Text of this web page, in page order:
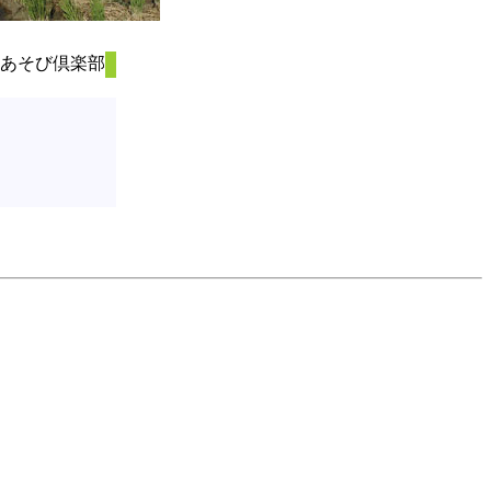
そび倶楽部